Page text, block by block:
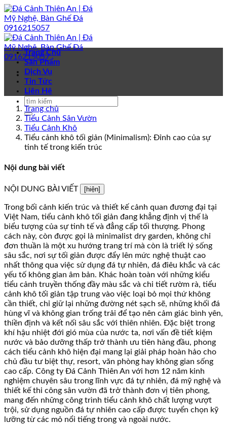
Bỏ
qua
nội
dung
Trang Chủ
Sản Phẩm
Dịch Vụ
Tin Tức
Liên Hệ
Trang chủ
Tiểu Cảnh Sân Vườn
Tiểu Cảnh Khô
Tiểu cảnh khô tối giản (Minimalism): Đỉnh cao của sự
tinh tế trong kiến trúc
Nội dung bài viết
NỘI DUNG BÀI VIẾT [hiện]
Trong bối cảnh kiến trúc và thiết kế cảnh quan đương đại tại
Việt Nam, tiểu cảnh khô tối giản đang khẳng định vị thế là
biểu tượng của sự tinh tế và đẳng cấp tối thượng. Phong
cách này, còn được gọi là minimalist dry garden, không chỉ
đơn thuần là một xu hướng trang trí mà còn là triết lý sống
sâu sắc, nơi sự tối giản được đẩy lên mức nghệ thuật cao
nhất thông qua việc sử dụng đá tự nhiên, đá điêu khắc và các
yếu tố không gian âm bản. Khác hoàn toàn với những kiểu
tiểu cảnh truyền thống đầy màu sắc và chi tiết rườm rà, tiểu
cảnh khô tối giản tập trung vào việc loại bỏ mọi thứ không
cần thiết, chỉ giữ lại những đường nét sạch sẽ, những khối đá
hùng vĩ và không gian trống trải để tạo nên cảm giác bình yên,
thiền định và kết nối sâu sắc với thiên nhiên. Đặc biệt trong
khí hậu nhiệt đới gió mùa của nước ta, nơi vấn đề tiết kiệm
nước và bảo dưỡng thấp trở thành ưu tiên hàng đầu, phong
cách tiểu cảnh khô hiện đại mang lại giải pháp hoàn hảo cho
chủ đầu tư biệt thự, resort, văn phòng hay không gian sống
cao cấp. Công ty Đá Cảnh Thiên An với hơn 12 năm kinh
nghiệm chuyên sâu trong lĩnh vực đá tự nhiên, đá mỹ nghệ và
thiết kế thi công sân vườn đã trở thành đơn vị tiên phong,
mang đến những công trình tiểu cảnh khô chất lượng vượt
trội, sử dụng nguồn đá tự nhiên cao cấp được tuyển chọn kỹ
lưỡng từ các mỏ nổi tiếng trong và ngoài nước.